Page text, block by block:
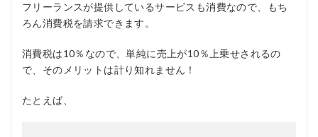
フリーランスが提供しているサービスも消費なので、もち
ろん消費税を請求できます。
消費税は10％なので、単純に売上が10％上乗せされるの
で、そのメリットは計り知れません！
たとえば、